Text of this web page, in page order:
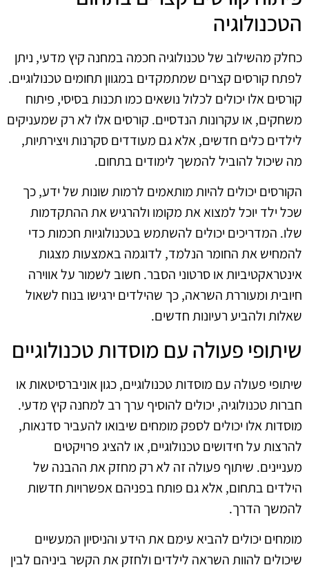
הטכנולוגיה
כחלק מהשילוב של טכנולוגיה חכמה במחנה קיץ מדעי, ניתן
לפתח קורסים קצרים שמתמקדים במגוון תחומים טכנולוגיים.
קורסים אלו יכולים לכלול נושאים כמו תכנות בסיסי, פיתוח
משחקים, או עקרונות הנדסיים. קורסים אלו לא רק שמעניקים
לילדים כלים חדשים, אלא גם מעודדים סקרנות ויצירתיות,
מה שיכול להוביל להמשך לימודים בתחום.
הקורסים יכולים להיות מותאמים לרמות שונות של ידע, כך
שכל ילד יוכל למצוא את מקומו ולהרגיש את ההתקדמות
שלו. המדריכים יכולים להשתמש בטכנולוגיות חכמות כדי
להמחיש את החומר הנלמד, לדוגמה באמצעות מצגות
אינטראקטיביות או סרטוני הסבר. חשוב לשמור על אווירה
חיובית ומעוררת השראה, כך שהילדים ירגישו בנוח לשאול
שאלות ולהביע רעיונות חדשים.
שיתופי פעולה עם מוסדות טכנולוגיים
שיתופי פעולה עם מוסדות טכנולוגיים, כגון אוניברסיטאות או
חברות טכנולוגיה, יכולים להוסיף ערך רב למחנה קיץ מדעי.
מוסדות אלו יכולים לספק מומחים שיבואו להעביר סדנאות,
להרצות על חידושים טכנולוגיים, או להציג פרויקטים
מעניינים. שיתוף פעולה זה לא רק מחזק את ההבנה של
הילדים בתחום, אלא גם פותח בפניהם אפשרויות חדשות
להמשך הדרך.
מומחים יכולים להביא עימם את הידע והניסיון המעשיים
שיכולים להוות השראה לילדים ולחזק את הקשר ביניהם לבין